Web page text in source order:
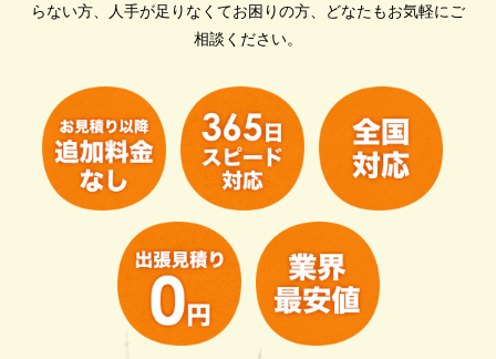
らない方、人手が足りなくてお困りの方、どなたもお気軽にご
相談ください。